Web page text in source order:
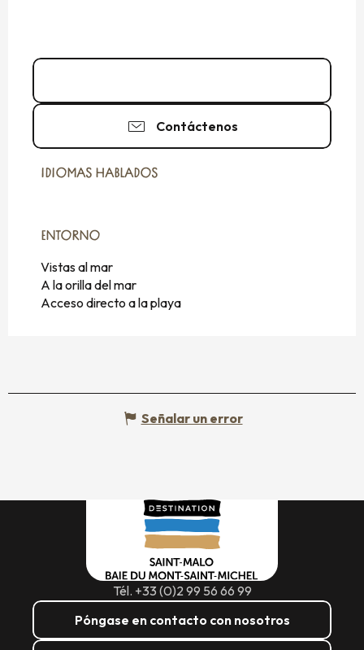
Contáctenos
IDIOMAS HABLADOS
IDIOMAS HABLADOS
ENTORNO
ENTORNO
Vistas al mar
A la orilla del mar
Acceso directo a la playa
Señalar un error
Tél. +33 (0)2 99 56 66 99
Póngase en contacto con nosotros